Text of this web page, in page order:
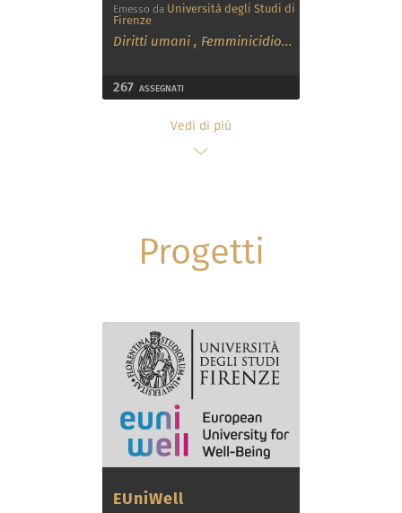
Emesso da Università degli Studi di
Firenze
Diritti umani , Femminicidio...
267 ASSEGNATI
Vedi di più
Progetti
EUniWell